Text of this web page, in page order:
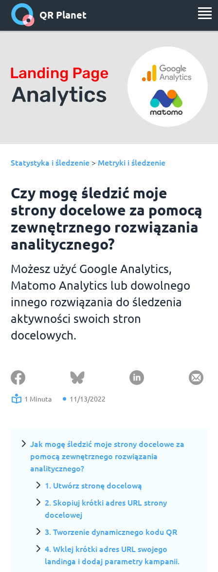
QR Planet
Statystyka i śledzenie > Metryki i śledzenie
Czy mogę śledzić moje
strony docelowe za pomocą
zewnętrznego rozwiązania
analitycznego?
Możesz użyć Google Analytics,
Matomo Analytics lub dowolnego
innego rozwiązania do śledzenia
aktywności swoich stron
docelowych.
1 Minuta 11/13/2022
Jak mogę śledzić moje strony docelowe za
pomocą zewnętrznego rozwiązania
analitycznego?
1. Utwórz stronę docelową
2. Skopiuj krótki adres URL strony
docelowej
3. Tworzenie dynamicznego kodu QR
4. Wklej krótki adres URL swojego
landinga i dodaj parametry kampanii.